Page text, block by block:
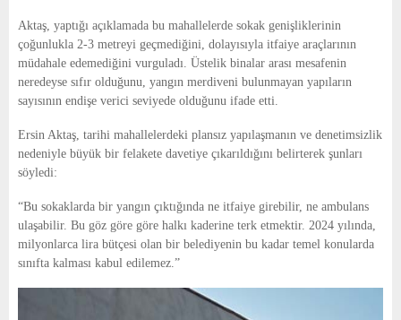
Aktaş, yaptığı açıklamada bu mahallelerde sokak genişliklerinin
çoğunlukla 2-3 metreyi geçmediğini, dolayısıyla itfaiye araçlarının
müdahale edemediğini vurguladı. Üstelik binalar arası mesafenin
neredeyse sıfır olduğunu, yangın merdiveni bulunmayan yapıların
sayısının endişe verici seviyede olduğunu ifade etti.
Ersin Aktaş, tarihi mahallelerdeki plansız yapılaşmanın ve denetimsizlik
nedeniyle büyük bir felakete davetiye çıkarıldığını belirterek şunları
söyledi:
“Bu sokaklarda bir yangın çıktığında ne itfaiye girebilir, ne ambulans
ulaşabilir. Bu göz göre göre halkı kaderine terk etmektir. 2024 yılında,
milyonlarca lira bütçesi olan bir belediyenin bu kadar temel konularda
sınıfta kalması kabul edilemez.”